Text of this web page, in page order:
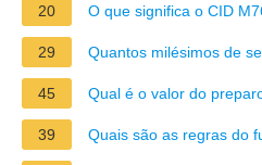
20 O que significa o CID
29 Quantos milésimos de
45 Qual é o valor do
39 Quais são as regras do